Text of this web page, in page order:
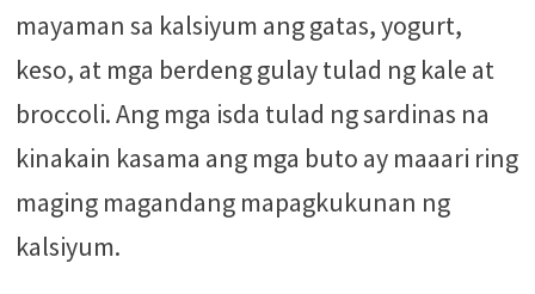
mayaman sa kalsiyum ang gatas, yogurt,
keso, at mga berdeng gulay tulad ng kale at
broccoli. Ang mga isda tulad ng sardinas na
kinakain kasama ang mga buto ay maaari ring
maging magandang mapagkukunan ng
kalsiyum.